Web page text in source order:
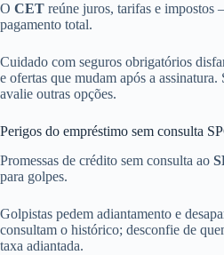
O CET reúne juros, tarifas e impostos
pagamento total.
Cuidado com seguros obrigatórios
e ofertas que mudam após a
avalie outras opções.
Perigos do empréstimo sem consulta
Promessas de crédito sem consulta ao
para golpes.
Golpistas pedem adiantamento e
consultam o histórico; desconfie de
taxa adiantada.